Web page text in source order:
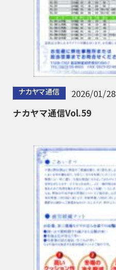
ナカヤマ通信
2026/01/28
ナカヤマ通信Vol.59